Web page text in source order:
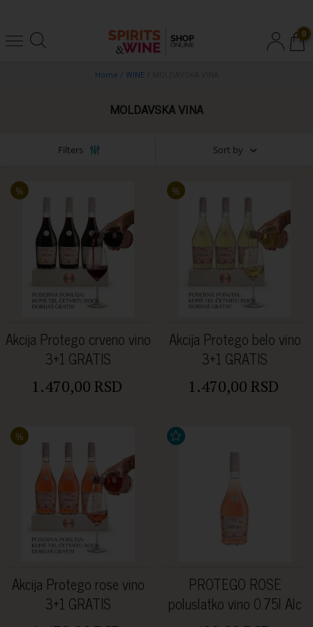
0
Home / WINE /
MOLDAVSKA VINA
Filters Sort by
Akcija Protego crveno vino
3+1 GRATIS
1.470,00 RSD
%
Akcija Protego belo vino
3+1 GRATIS
1.470,00 RSD
%
Akcija Protego rose vino
3+1 GRATIS
%
PROTEGO ROSE
poluslatko vino 0.75l Alc